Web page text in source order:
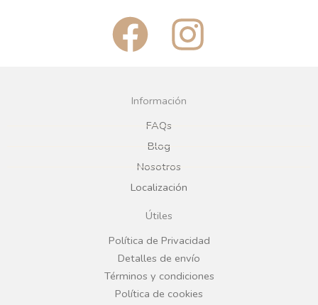
F
a
c
e
b
o
o
k
I
n
g
r
a
Información
FAQs
Blog
Nosotros
Localización
Útiles
Política de Privacidad
Detalles de envío
Términos y condiciones
Política de cookies